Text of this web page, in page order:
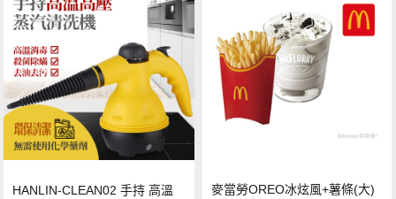
HANLIN-CLEAN02 手持 高溫
麥當勞OREO冰炫風+薯條(大)